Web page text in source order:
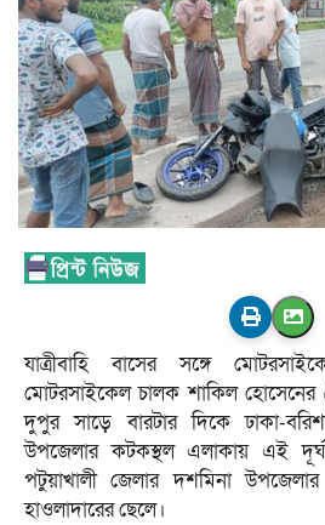
যাত্রীবাহি বাসের সঙ্গে
মোটরসাইকেল চালক শাকিল হোসেনের
দুপুর সাড়ে বারটার দিকে ঢাকা-
উপজেলার কটকস্থল এলাকায় এই
পটুয়াখালী জেলার দশমিনা
হাওলাদারের ছেলে।